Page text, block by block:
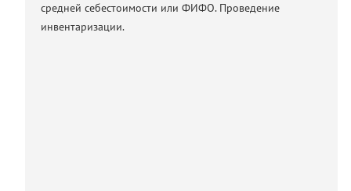
средней себестоимости или ФИФО. Проведение
инвентаризации.